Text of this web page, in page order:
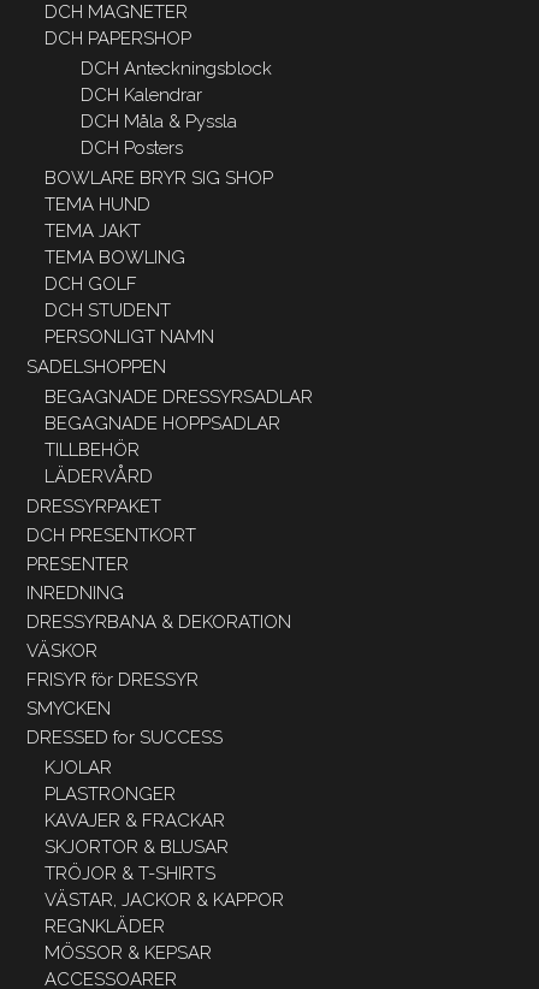
DCH MAGNETER
DCH PAPERSHOP
DCH Anteckningsblock
DCH Kalendrar
DCH Måla & Pyssla
DCH Posters
BOWLARE BRYR SIG SHOP
TEMA HUND
TEMA JAKT
TEMA BOWLING
DCH GOLF
DCH STUDENT
PERSONLIGT NAMN
SADELSHOPPEN
BEGAGNADE DRESSYRSADLAR
BEGAGNADE HOPPSADLAR
TILLBEHÖR
LÄDERVÅRD
DRESSYRPAKET
DCH PRESENTKORT
PRESENTER
INREDNING
DRESSYRBANA & DEKORATION
VÄSKOR
FRISYR för DRESSYR
SMYCKEN
DRESSED for SUCCESS
KJOLAR
PLASTRONGER
KAVAJER & FRACKAR
SKJORTOR & BLUSAR
TRÖJOR & T-SHIRTS
VÄSTAR, JACKOR & KAPPOR
REGNKLÄDER
MÖSSOR & KEPSAR
ACCESSOARER